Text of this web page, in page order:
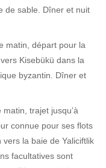
de sable. Dîner et nuit
matin, départ pour la
Kisebükü dans la
byzantin. Dîner et
matin, trajet jusqu’à
connue pour ses flots
la baie de Yaliciftlik
facultatives sont